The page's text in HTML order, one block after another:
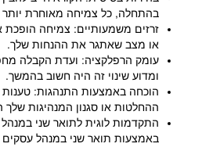
בהתחלה, כל צמיחה מאוחרת
זרזים משמעותיים: צמיחה הופכת
או מצב שאתגר את ההנחות שלך.
עומק הרפלקציה: ועדת הקבלה
ומדוע שינוי זה היה חשוב בהמשך.
הוכחה באמצעות התנהגות: טענות
ההחלטות או סגנון המנהיגות
התקדמות לוגית לתואר שני
באמצעות תואר שני במנהל